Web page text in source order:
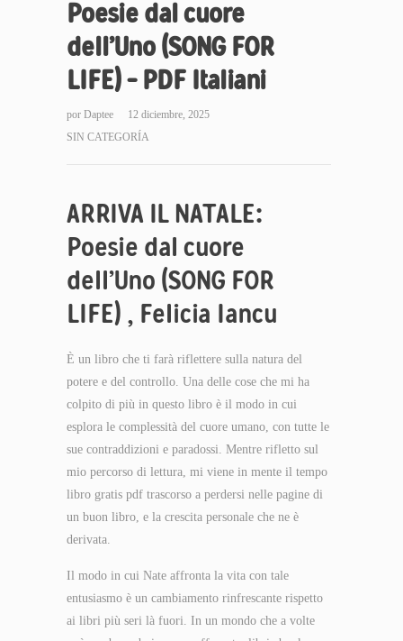
Poesie dal cuore
dell’Uno (SONG FOR
LIFE) – PDF Italiani
por Daptee
12 diciembre, 2025
SIN CATEGORÍA
ARRIVA IL NATALE:
Poesie dal cuore
dell’Uno (SONG FOR
LIFE) , Felicia Iancu
È un libro che ti farà riflettere sulla natura del
potere e del controllo. Una delle cose che mi ha
colpito di più in questo libro è il modo in cui
esplora le complessità del cuore umano, con tutte le
sue contraddizioni e paradossi. Mentre rifletto sul
mio percorso di lettura, mi viene in mente il tempo
libro gratis pdf trascorso a perdersi nelle pagine di
un buon libro, e la crescita personale che ne è
derivata.
Il modo in cui Nate affronta la vita con tale
entusiasmo è un cambiamento rinfrescante rispetto
ai libri più seri là fuori. In un mondo che a volte